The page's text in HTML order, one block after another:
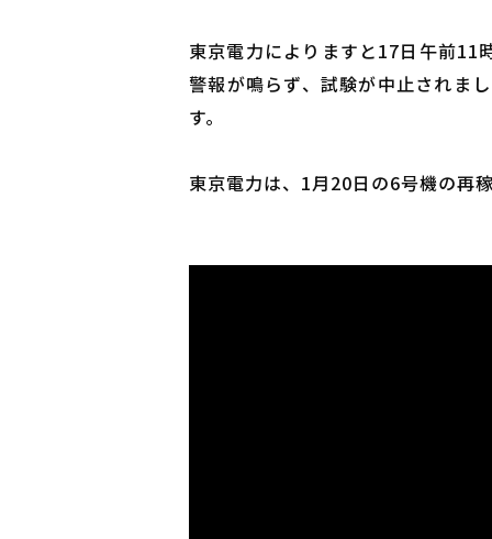
東京電力によりますと17日午前11
警報が鳴らず、試験が中止されま
す。
東京電力は、1月20日の6号機の再